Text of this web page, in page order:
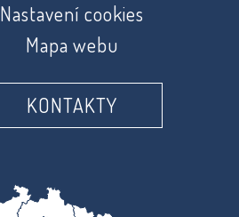
Nastavení cookies
Mapa webu
KONTAKTY